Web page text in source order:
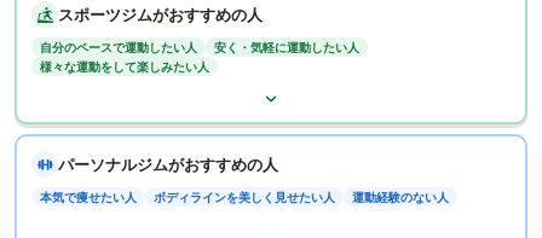
スポーツジムがおすすめの人
自分のペースで運動したい人
安く・気軽に運動したい人
様々な運動をして楽しみたい人
パーソナルジムがおすすめの人
本気で痩せたい人 ボディラインを美しく見せたい人 運動経験のない人